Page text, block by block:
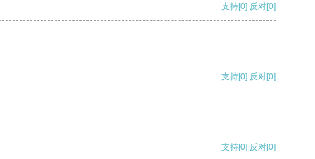
支持[0] 反对[0]
支持[0] 反对[0]
支持[0] 反对[0]